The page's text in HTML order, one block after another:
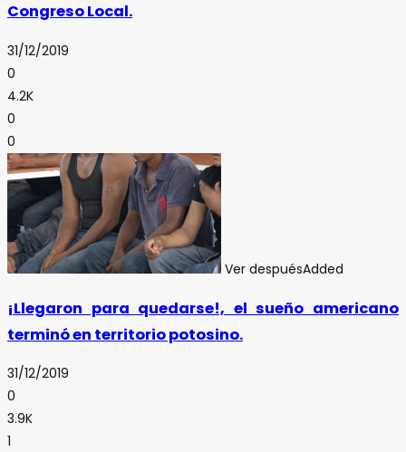
Congreso Local.
31/12/2019
0
4.2K
0
0
Ver despuésAdded
¡Llegaron para quedarse!, el sueño americano
terminó en territorio potosino.
31/12/2019
0
3.9K
1